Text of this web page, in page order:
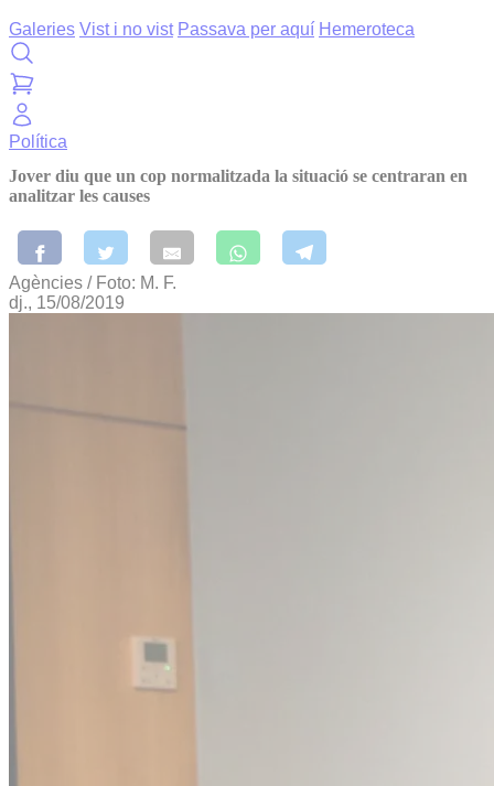
Galeries Vist i no vist Passava per aquí Hemeroteca
Política
Jover diu que un cop normalitzada la situació se centraran en
analitzar les causes
Agències / Foto: M. F.
dj., 15/08/2019